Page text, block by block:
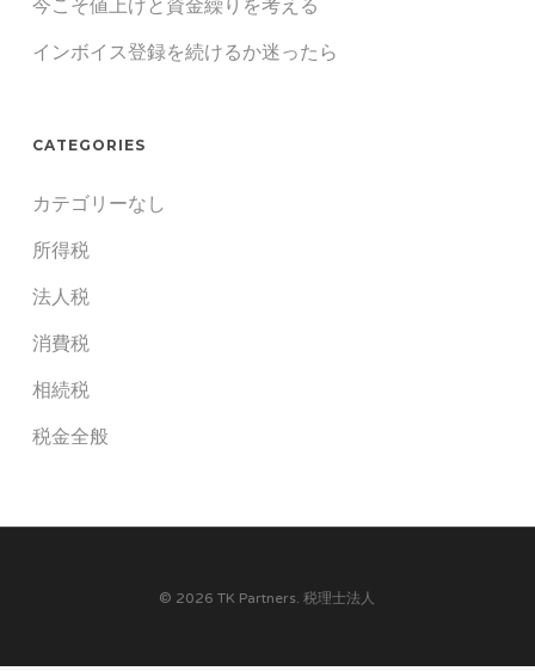
今こそ値上げと資金繰りを考える
インボイス登録を続けるか迷ったら
CATEGORIES
カテゴリーなし
所得税
法人税
消費税
相続税
税金全般
© 2026 TK Partners. 税理士法人